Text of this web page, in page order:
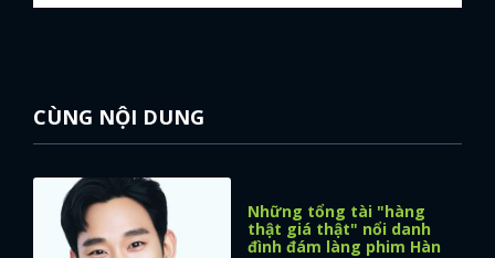
CÙNG NỘI DUNG
Những tổng tài "hàng
thật giá thật" nổi danh
đình đám làng phim Hàn